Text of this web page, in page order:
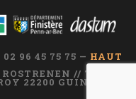
02 96 45 75 75 — HAUT
// TI AR
22200 GUINGAMP